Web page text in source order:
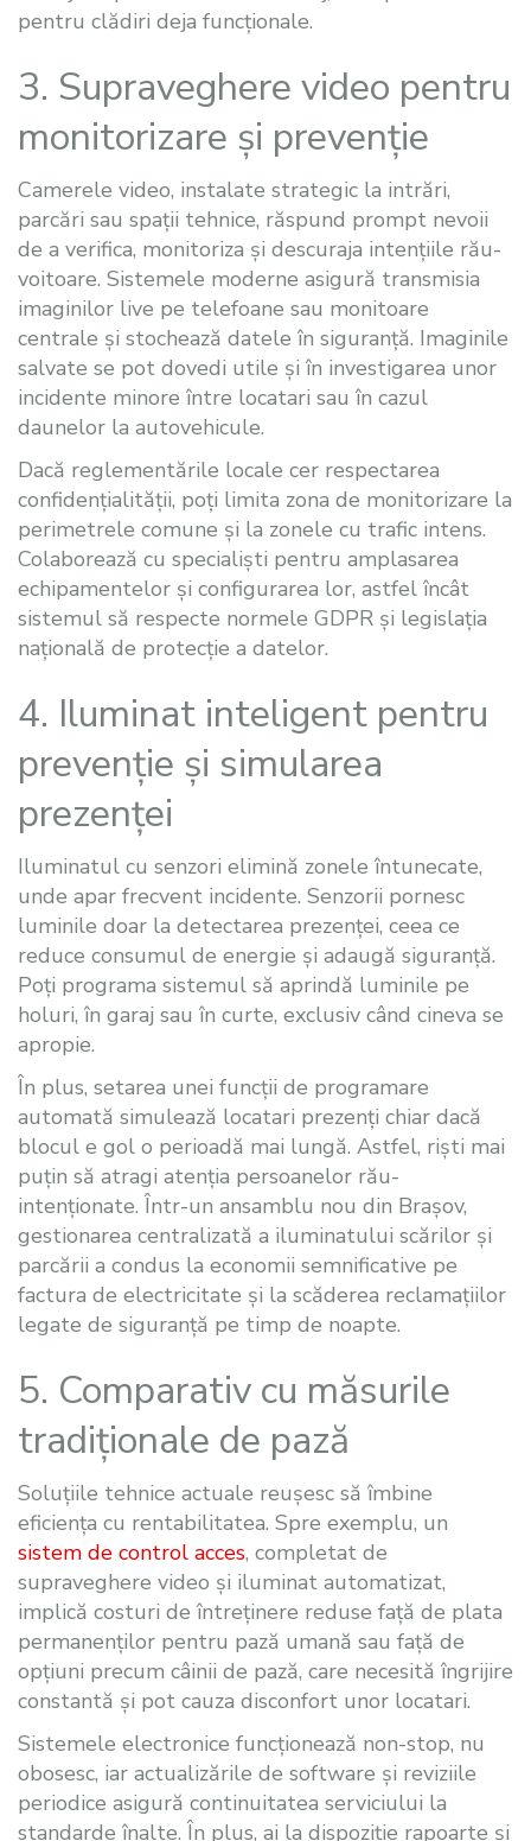
pentru clădiri deja funcționale.
3. Supraveghere video pentru
monitorizare și prevenție
Camerele video, instalate strategic la intrări,
parcări sau spații tehnice, răspund prompt nevoii
de a verifica, monitoriza și descuraja intențiile rău-
voitoare. Sistemele moderne asigură transmisia
imaginilor live pe telefoane sau monitoare
centrale și stochează datele în siguranță. Imaginile
salvate se pot dovedi utile și în investigarea unor
incidente minore între locatari sau în cazul
daunelor la autovehicule.
Dacă reglementările locale cer respectarea
confidențialității, poți limita zona de monitorizare la
perimetrele comune și la zonele cu trafic intens.
Colaborează cu specialiști pentru amplasarea
echipamentelor și configurarea lor, astfel încât
sistemul să respecte normele GDPR și legislația
națională de protecție a datelor.
4. Iluminat inteligent pentru
prevenție și simularea
prezenței
Iluminatul cu senzori elimină zonele întunecate,
unde apar frecvent incidente. Senzorii pornesc
luminile doar la detectarea prezenței, ceea ce
reduce consumul de energie și adaugă siguranță.
Poți programa sistemul să aprindă luminile pe
holuri, în garaj sau în curte, exclusiv când cineva se
apropie.
În plus, setarea unei funcții de programare
automată simulează locatari prezenți chiar dacă
blocul e gol o perioadă mai lungă. Astfel, riști mai
puțin să atragi atenția persoanelor rău-
intenționate. Într-un ansamblu nou din Brașov,
gestionarea centralizată a iluminatului scărilor și
parcării a condus la economii semnificative pe
factura de electricitate și la scăderea reclamațiilor
legate de siguranță pe timp de noapte.
5. Comparativ cu măsurile
tradiționale de pază
Soluțiile tehnice actuale reușesc să îmbine
eficiența cu rentabilitatea. Spre exemplu, un
sistem de control acces, completat de
supraveghere video și iluminat automatizat,
implică costuri de întreținere reduse față de plata
permanenților pentru pază umană sau față de
opțiuni precum câinii de pază, care necesită îngrijire
constantă și pot cauza disconfort unor locatari.
Sistemele electronice funcționează non-stop, nu
obosesc, iar actualizările de software și reviziile
periodice asigură continuitatea serviciului la
standarde înalte. În plus, ai la dispoziție rapoarte și